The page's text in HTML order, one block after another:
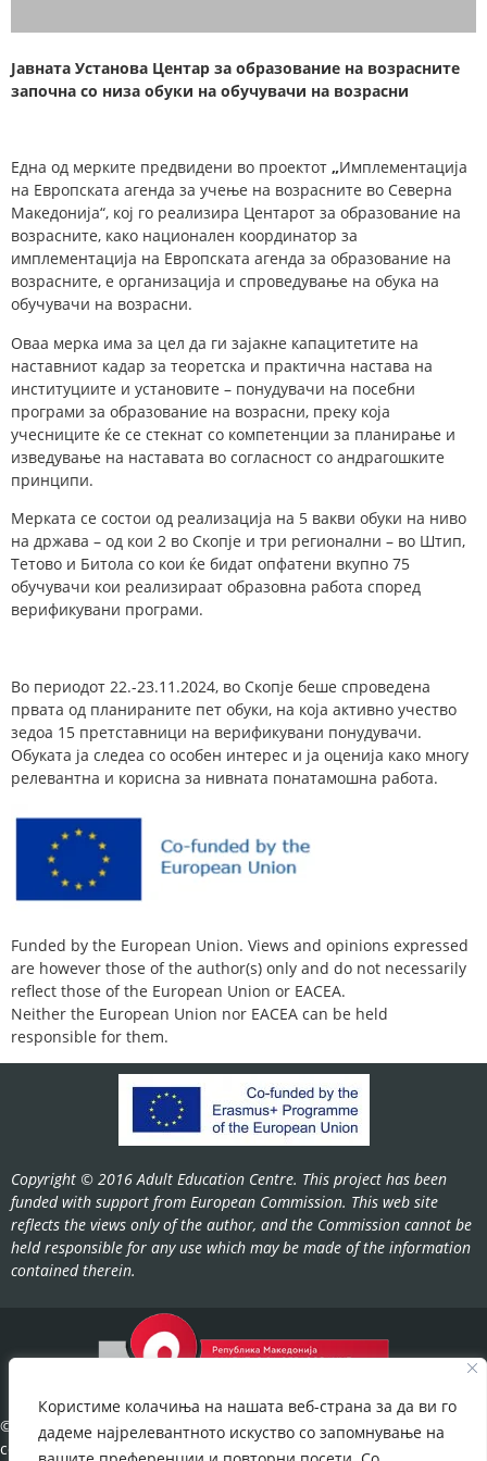
Користиме колачиња на нашата веб-страна за да ви го
дадеме најрелевантното искуство со запомнување на
Јавната Установа Центар за образование на возрасните
започна со низа обуки на обучувачи на возрасни
Една од мерките предвидени во проектот „Имплементација
на Европската агенда за учење на возрасните во Северна
Македонија“, кој го реализира Центарот за образование на
возрасните, како национален координатор за
имплементација на Европската агенда за образование на
возрасните, е организација и спроведување на обука на
обучувачи на возрасни.
Оваа мерка има за цел да ги зајакне капацитетите на
наставниот кадар за теоретска и практична настава на
институциите и установите – понудувачи на посебни
програми за образование на возрасни, преку која
учесниците ќе се стекнат со компетенции за планирање и
изведување на наставата во согласност со андрагошките
принципи.
Мерката се состои од реализација на 5 вакви обуки на ниво
на држава – од кои 2 во Скопје и три регионални – во Штип,
Тетово и Битола со кои ќе бидат опфатени вкупно 75
обучувачи кои реализираат образовна работа според
верификувани програми.
Во периодот 22.-23.11.2024, во Скопје беше спроведена
првата од планираните пет обуки, на која активно учество
зедоа 15 претставници на верификувани понудувачи.
Обуката ја следеа со особен интерес и ја оценија како многу
релевантна и корисна за нивната понатамошна работа.
Funded by the European Union. Views and opinions expressed
are however those of the author(s) only and do not necessarily
reflect those of the European Union or EACEA.
Neither the European Union nor EACEA can be held
responsible for them.
Copyright © 2016 Adult Education Centre. This project has been
funded with support from European Commission. This web site
reflects the views only of the author, and the Commission cannot be
held responsible for any use which may be made of the information
contained therein.
©2022-
cov.gov.mk.